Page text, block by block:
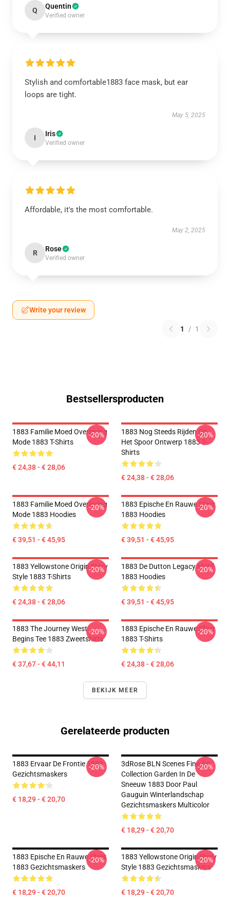
Q Quentin
Verified owner
Stylish and comfortable1883 face mask, but ear
loops are tight.
May 5, 2025
I Iris
Verified owner
Affordable, it's the most comfortable.
May 2, 2025
R Rose
Verified owner
Write your review
1 / 1
Bestsellersproducten
1883 Familie Moed Overleving
Mode 1883 T-Shirts
€ 24,38 - € 28,06
-20%
1883 Nog Steeds Rijden Op
Het Spoor Ontwerp 1883 T-
Shirts
€ 24,38 - € 28,06
-20%
1883 Familie Moed Overleving
Mode 1883 Hoodies
€ 39,51 - € 45,95
-20%
1883 Epische En Rauwe Sfeer
1883 Hoodies
€ 39,51 - € 45,95
-20%
1883 Yellowstone Origin Story
Style 1883 T-Shirts
€ 24,38 - € 28,06
-20%
1883 De Dutton Legacy Motif
1883 Hoodies
€ 39,51 - € 45,95
-20%
1883 The Journey West
Begins Tee 1883 Zweetshirts
€ 37,67 - € 44,11
-20%
1883 Epische En Rauwe Sfeer
1883 T-Shirts
€ 24,38 - € 28,06
-20%
BEKIJK MEER
Gerelateerde producten
1883 Ervaar De Frontie 1883
Gezichtsmaskers
€ 18,29 - € 20,70
-20%
3dRose BLN Scenes Fine Art
Collection Garden In De
Sneeuw 1883 Door Paul
Gauguin Winterlandschap
Gezichtsmaskers Multicolor
€ 18,29 - € 20,70
-20%
1883 Epische En Rauwe Sfeer
1883 Gezichtsmaskers
€ 18,29 - € 20,70
-20%
1883 Yellowstone Origin Story
Style 1883 Gezichtsmaskers
€ 18,29 - € 20,70
-20%